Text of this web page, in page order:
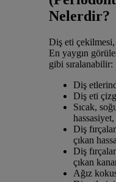
Nelerdir?
Diş eti
En yaygın
gibi sıralanabilir:
Diş
Diş eti
Sıcak,
hassasiyet,
Diş
çıkan
Diş
çıkan
Ağız